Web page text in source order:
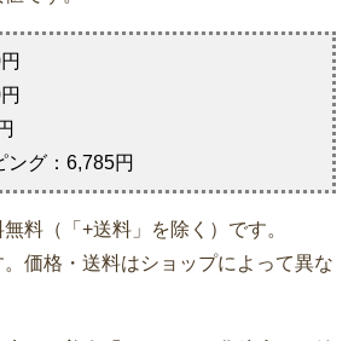
ング：6,785円
料（「+送料」を除く）です。
価格・送料はショップによって異な